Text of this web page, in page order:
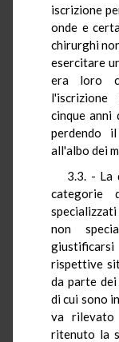
iscrizione
onde e
chirurghi
esercitare
era loro
cinque
perdendo
all'albo dei
3.3. - La
categorie
non
rispettive
da parte
di cui sono
va
ritenuto la